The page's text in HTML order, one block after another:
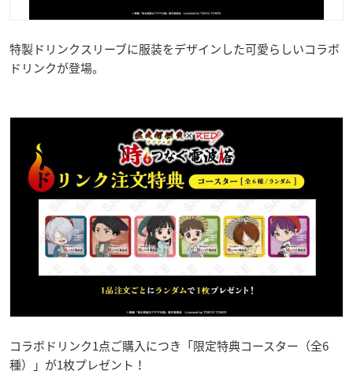
特製ドリンクスリーブに服装をデザインした可愛らしいコラボ
ドリンクが登場。
コラボドリンク1点ご購入につき「限定特典コースター（全6
種）」が1枚プレゼント！